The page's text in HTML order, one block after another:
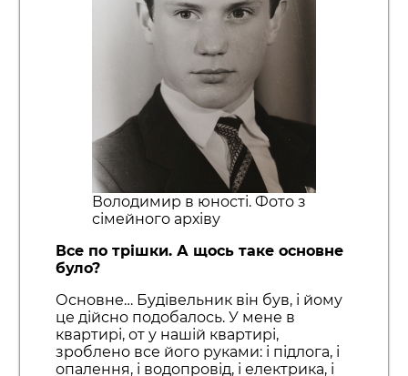
Володимир в юності. Фото з
сімейного архіву
Все по трішки. А щось таке основне
було?
Основне… Будівельник він був, і йому
це дійсно подобалось. У мене в
квартирі, от у нашій квартирі,
зроблено все його руками: і підлога, і
опалення, і водопровід, і електрика, і